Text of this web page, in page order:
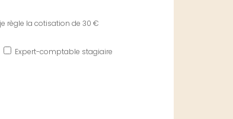
règle la cotisation de 30 €
Expert-comptable stagiaire